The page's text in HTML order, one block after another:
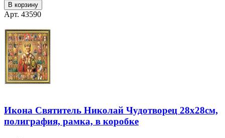
В корзину
Арт. 43590
Икона Святитель Николай Чудотворец 28х28см,
полиграфия, рамка, в коробке